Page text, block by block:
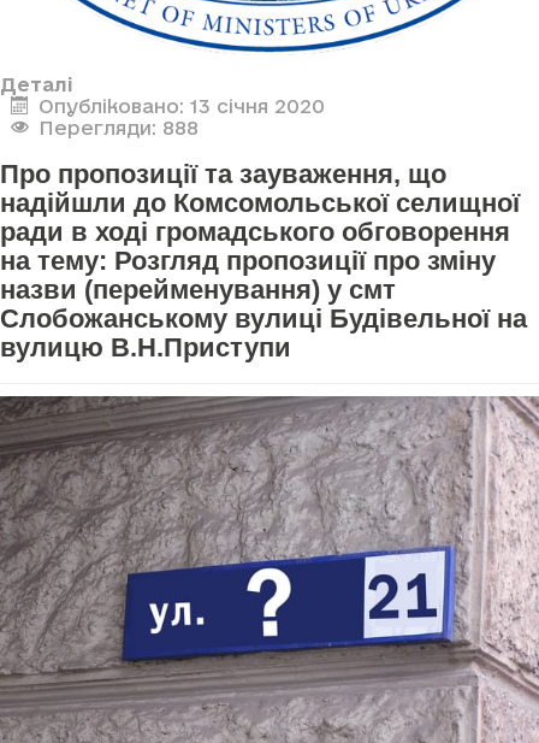
Деталі
Опубліковано: 13 січня 2020
Перегляди: 888
Про пропозиції та зауваження, що
надійшли до Комсомольської селищної
ради в ході громадського обговорення
на тему: Розгляд пропозиції про зміну
назви (перейменування) у смт
Слобожанському вулиці Будівельної на
вулицю В.Н.Приступи